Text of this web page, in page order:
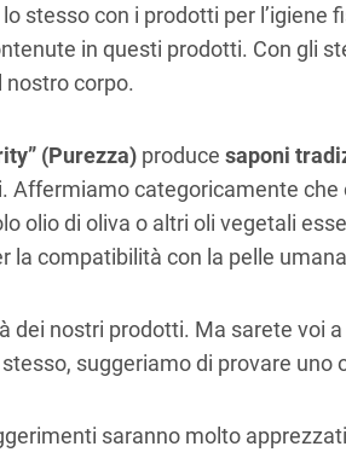
stesso con i prodotti per
in questi prodotti. Con gli
nostro corpo.
(Purezza) produce saponi
Affermiamo categoricamente
olio di oliva o altri oli vegetali
la compatibilità con la pelle
dei nostri prodotti. Ma sarete voi
suggeriamo di provare
saranno molto